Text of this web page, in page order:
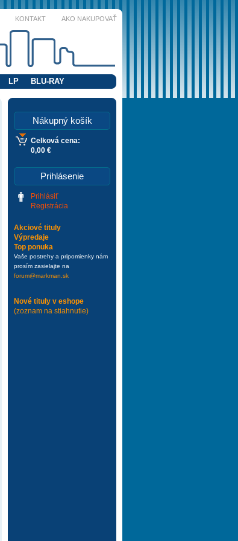
KONTAKT AKO NAKUPOVAŤ
LP BLU-RAY
Nákupný košík
Celková cena:
0,00 €
Prihlásenie
Prihlásiť
Registrácia
Akciové tituly
Výpredaje
Top ponuka
Vaše postrehy a pripomienky nám
prosím zasielajte na
forum@markman.sk
Nové tituly v eshope
(zoznam na stiahnutie)